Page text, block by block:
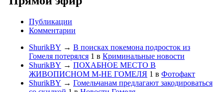
Публикации
Комментарии
ShurikBY → В поисках покемона подросток из
Гомеля потерялся 1 в Криминальные новости
ShurikBY → ПОХАБНОЕ МЕСТО В
ЖИВОПИСНОМ М-НЕ ГОМЕЛЯ 1 в Фотофакт
ShurikBY → Гомельчанам предлагают закодироваться